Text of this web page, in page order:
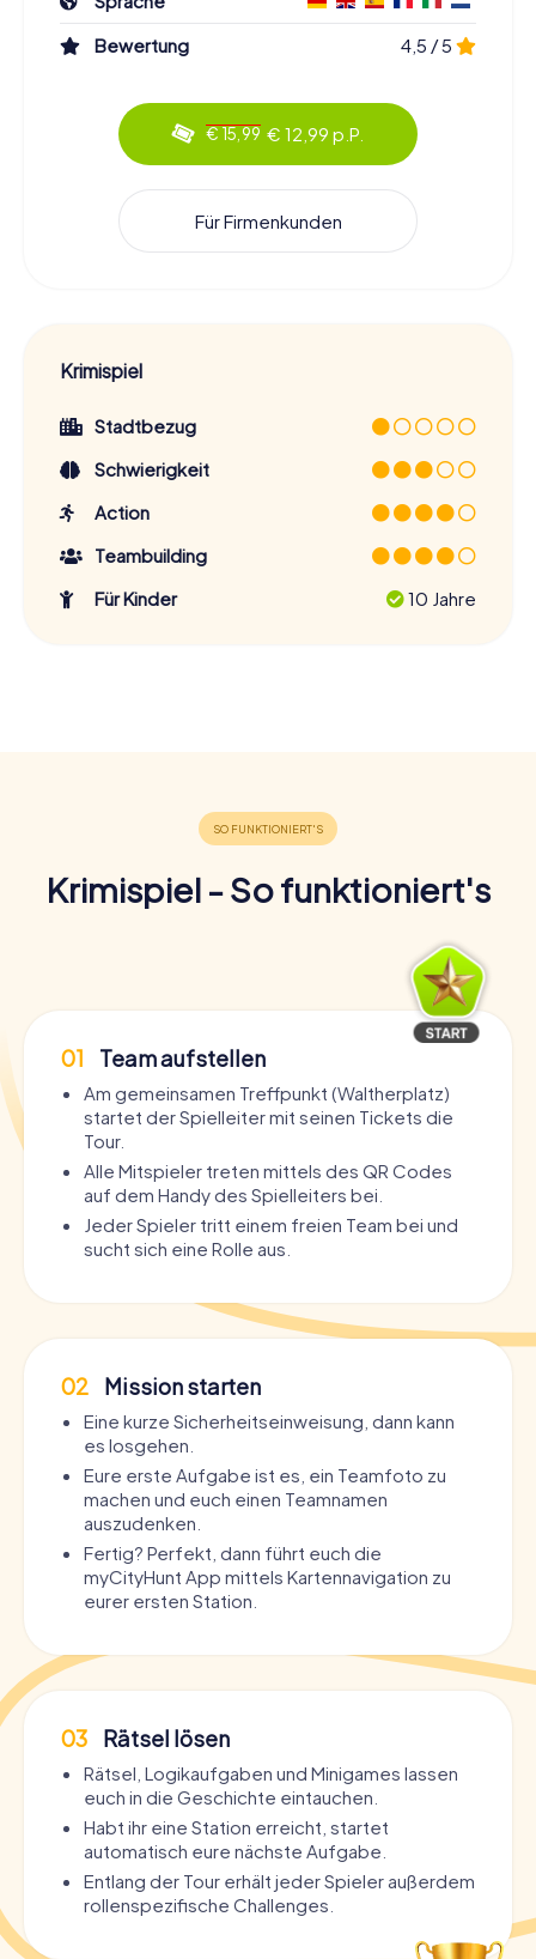
Bewertung
4,5 / 5
€ 15,99 € 12,99 p.P.
Für Firmenkunden
Krimispiel
Stadtbezug
Schwierigkeit
Action
Teambuilding
Für Kinder
10 Jahre
Krimispiel - So funktioniert's
01 Team aufstellen
Am gemeinsamen Treffpunkt (Waltherplatz)
startet der Spielleiter mit seinen Tickets die
Tour.
Alle Mitspieler treten mittels des QR Codes
auf dem Handy des Spielleiters bei.
Jeder Spieler tritt einem freien Team bei und
sucht sich eine Rolle aus.
02 Mission starten
Eine kurze Sicherheitseinweisung, dann kann
es losgehen.
Eure erste Aufgabe ist es, ein Teamfoto zu
machen und euch einen Teamnamen
auszudenken.
Fertig? Perfekt, dann führt euch die
myCityHunt App mittels Kartennavigation zu
eurer ersten Station.
03 Rätsel lösen
Rätsel, Logikaufgaben und Minigames lassen
euch in die Geschichte eintauchen.
Habt ihr eine Station erreicht, startet
automatisch eure nächste Aufgabe.
Entlang der Tour erhält jeder Spieler außerdem
rollenspezifische Challenges.